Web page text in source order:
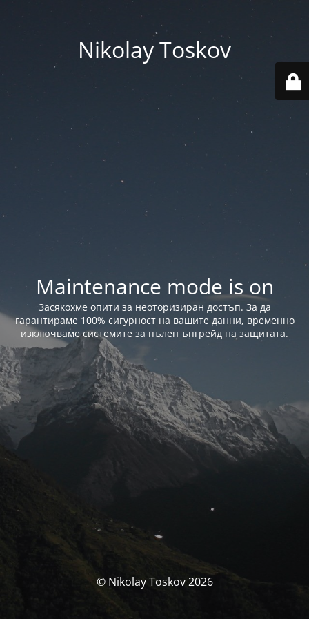
Nikolay Toskov
Maintenance mode is on
Засякохме опити за неоторизиран достъп. За да
гарантираме 100% сигурност на вашите данни, временно
изключваме системите за пълен ъпгрейд на защитата.
© Nikolay Toskov 2026